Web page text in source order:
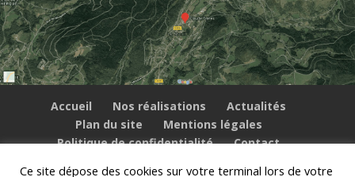
Accueil Nos réalisations
Actualités
Plan du site
Mentions légales
Politique de confidentialité
Contact
Ce site dépose des cookies sur votre terminal lors de votre